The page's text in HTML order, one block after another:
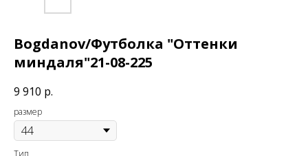
Bogdanov/Футболка "Оттенки
миндаля"21-08-225
9 910 р.
размер